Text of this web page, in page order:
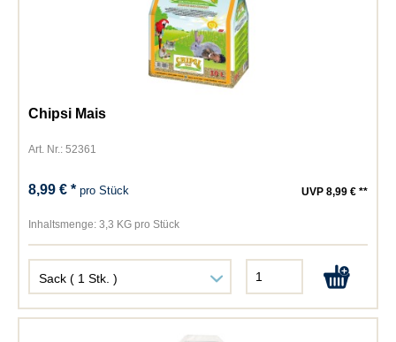
Chipsi Mais
Art. Nr.: 52361
8,99 € *pro Stück UVP 8,99 € **
Inhaltsmenge: 3,3 KG pro Stück